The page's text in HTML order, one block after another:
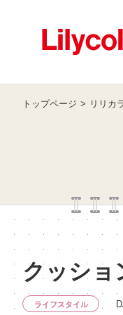
トップページ リリカ
クッショ
ライフスタイル